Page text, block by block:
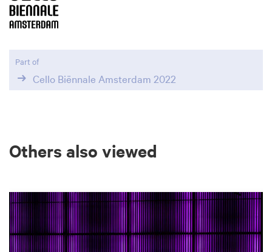
Part of
Cello Biënnale Amsterdam 2022
Others also viewed